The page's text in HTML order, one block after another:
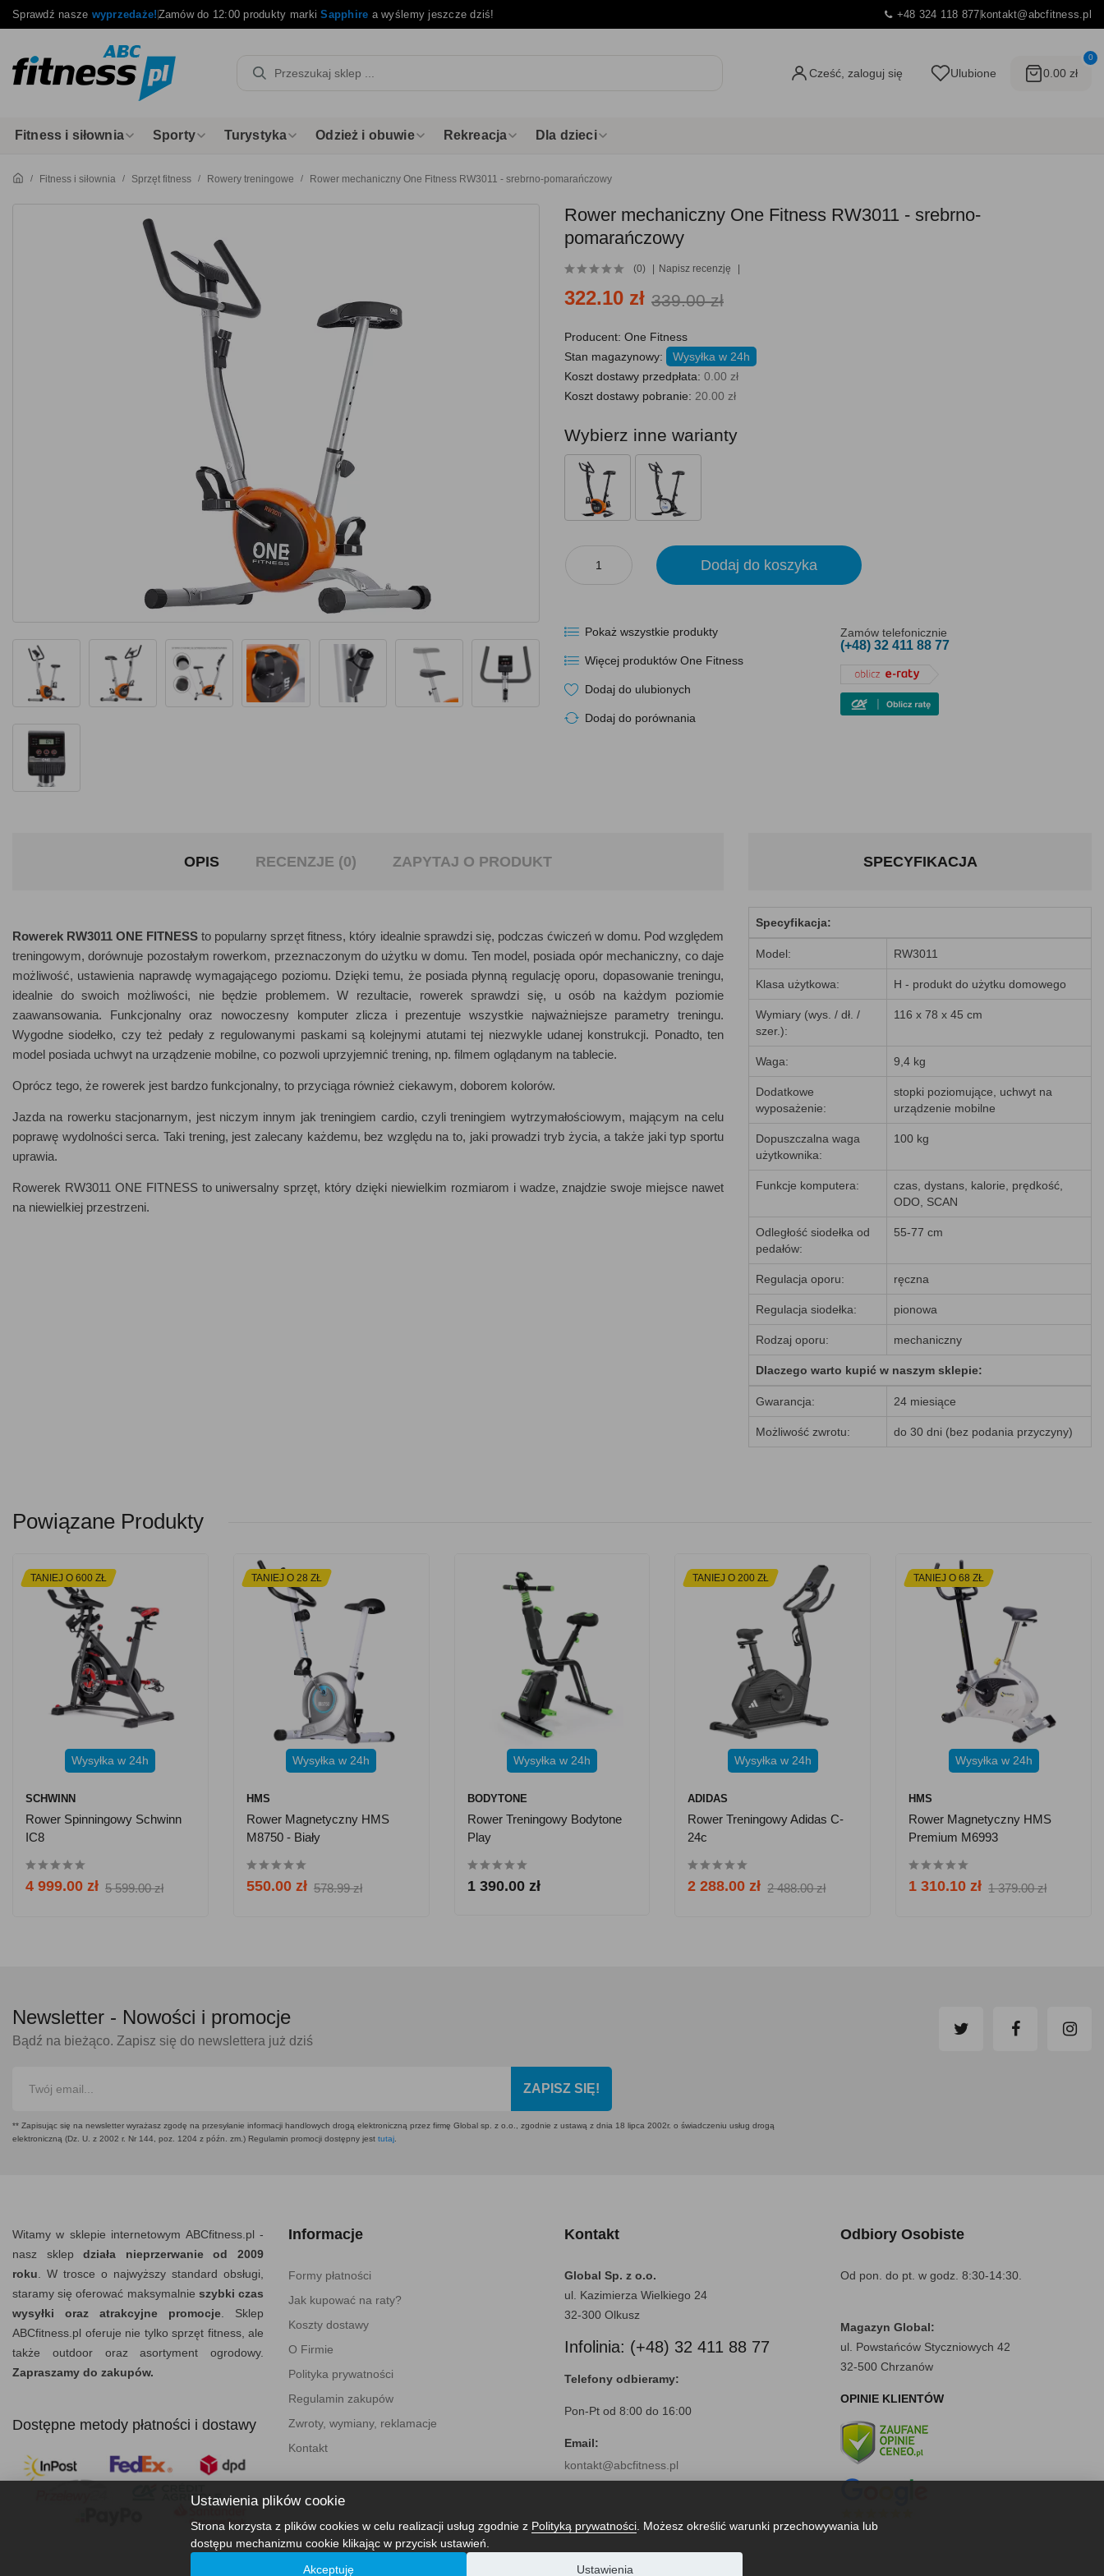
Sprawdź nasze wyprzedaże!Zamów do 12:00 produkty markiSapphire a wyślemy jeszcze dziś! +48 324 118 877kontakt@abcfitness.pl
Cześć, zaloguj się Ulubione
0
0.00 zł
Fitness i siłownia Sporty Turystyka Odzież i obuwie Rekreacja Dla dzieci
Fitness i siłownia Sprzęt fitness Rowery treningowe Rower mechaniczny One Fitness RW3011 - srebrno-pomarańczowy
Rower mechaniczny One Fitness RW3011 - srebrno-
pomarańczowy
(0) Napisz recenzję
322.10 zł 339.00 zł
Producent: One Fitness
Stan magazynowy:
Wysyłka w 24h
Koszt dostawy przedpłata: 0.00 zł
Koszt dostawy pobranie: 20.00 zł
Wybierz inne warianty
Dodaj do koszyka
Pokaż wszystkie produkty
Więcej produktów One Fitness
Dodaj do ulubionych
Dodaj do porównania
Zamów telefonicznie
(+48) 32 411 88 77
OPIS RECENZJE (0) ZAPYTAJ O PRODUKT
Rowerek RW3011 ONE FITNESS to popularny sprzęt fitness, który idealnie sprawdzi się, podczas ćwiczeń w domu. Pod względem
treningowym, dorównuje pozostałym rowerkom, przeznaczonym do użytku w domu. Ten model, posiada opór mechaniczny, co daje
możliwość, ustawienia naprawdę wymagającego poziomu. Dzięki temu, że posiada płynną regulację oporu, dopasowanie treningu,
idealnie do swoich możliwości, nie będzie problemem. W rezultacie, rowerek sprawdzi się, u osób na każdym poziomie
zaawansowania. Funkcjonalny oraz nowoczesny komputer zlicza i prezentuje wszystkie najważniejsze parametry treningu.
Wygodne siodełko, czy też pedały z regulowanymi paskami są kolejnymi atutami tej niezwykle udanej konstrukcji. Ponadto, ten
model posiada uchwyt na urządzenie mobilne, co pozwoli uprzyjemnić trening, np. filmem oglądanym na tablecie.
Oprócz tego, że rowerek jest bardzo funkcjonalny, to przyciąga również ciekawym, doborem kolorów.
Jazda na rowerku stacjonarnym, jest niczym innym jak treningiem cardio, czyli treningiem wytrzymałościowym, mającym na celu
poprawę wydolności serca. Taki trening, jest zalecany każdemu, bez względu na to, jaki prowadzi tryb życia, a także jaki typ sportu
uprawia.
Rowerek RW3011 ONE FITNESS to uniwersalny sprzęt, który dzięki niewielkim rozmiarom i wadze, znajdzie swoje miejsce nawet
na niewielkiej przestrzeni.
SPECYFIKACJA
Specyfikacja:
Model: RW3011
Klasa użytkowa: H - produkt do użytku domowego
Wymiary (wys. / dł. /
szer.):
116 x 78 x 45 cm
Waga: 9,4 kg
Dodatkowe
wyposażenie:
stopki poziomujące, uchwyt na
urządzenie mobilne
Dopuszczalna waga
użytkownika:
100 kg
Funkcje komputera:
czas, dystans, kalorie, prędkość,
ODO, SCAN
Odległość siodełka od
pedałów:
55-77 cm
Regulacja oporu: ręczna
Regulacja siodełka: pionowa
Rodzaj oporu: mechaniczny
Dlaczego warto kupić w naszym sklepie:
Gwarancja: 24 miesiące
Możliwość zwrotu: do 30 dni (bez podania przyczyny)
Powiązane Produkty
TANIEJ O 600 ZŁ
Wysyłka w 24h
SCHWINN
Rower Spinningowy Schwinn
IC8
4 999.00 zł 5 599.00 zł
TANIEJ O 28 ZŁ
Wysyłka w 24h
HMS
Rower Magnetyczny HMS
M8750 - Biały
550.00 zł 578.99 zł
Wysyłka w 24h
BODYTONE
Rower Treningowy Bodytone
Play
1 390.00 zł
TANIEJ O 200 ZŁ
Wysyłka w 24h
ADIDAS
Rower Treningowy Adidas C-
24c
2 288.00 zł 2 488.00 zł
TANIEJ O 68 ZŁ
Wysyłka w 24h
HMS
Rower Magnetyczny HMS
Premium M6993
1 310.10 zł 1 379.00 zł
Newsletter - Nowości i promocje
Bądź na bieżąco. Zapisz się do newslettera już dziś
ZAPISZ SIĘ!
** Zapisując się na newsletter wyrażasz zgodę na przesyłanie informacji handlowych drogą elektroniczną przez firmę Global sp. z o.o., zgodnie z ustawą z dnia 18 lipca 2002r. o świadczeniu usług drogą
elektroniczną (Dz. U. z 2002 r. Nr 144, poz. 1204 z późn. zm.) Regulamin promocji dostępny jest tutaj
Witamy w sklepie internetowym ABCfitness.pl -
nasz sklepdziała nieprzerwanie od 2009
roku . W trosce o najwyższy standard obsługi,
staramy się oferować maksymalnie szybki czas
wysyłki oraz atrakcyjne promocje . Sklep
ABCfitness.pl oferuje nie tylko sprzęt fitness, ale
także outdoor oraz asortyment ogrodowy.
Zapraszamy do zakupów.
Dostępne metody płatności i dostawy
Informacje
Formy płatności
Jak kupować na raty?
Koszty dostawy
O Firmie
Polityka prywatności
Regulamin zakupów
Zwroty, wymiany, reklamacje
Kontakt
Kontakt
Global Sp. z o.o.
ul. Kazimierza Wielkiego 24
32-300 Olkusz
Infolinia: (+48) 32 411 88 77
Telefony odbieramy:
Pon-Pt od 8:00 do 16:00
Email:
kontakt@abcfitness.pl
Odbiory Osobiste
Od pon. do pt. w godz. 8:30-14:30.
Magazyn Global:
ul. Powstańców Styczniowych 42
32-500 Chrzanów
OPINIE KLIENTÓW
Ustawienia plików cookie
Strona korzysta z plików cookies w celu realizacji usług zgodnie z Polityką prywatności . Możesz określić warunki przechowywania lub
dostępu mechanizmu cookie klikając w przycisk ustawień.
Akceptuję Ustawienia